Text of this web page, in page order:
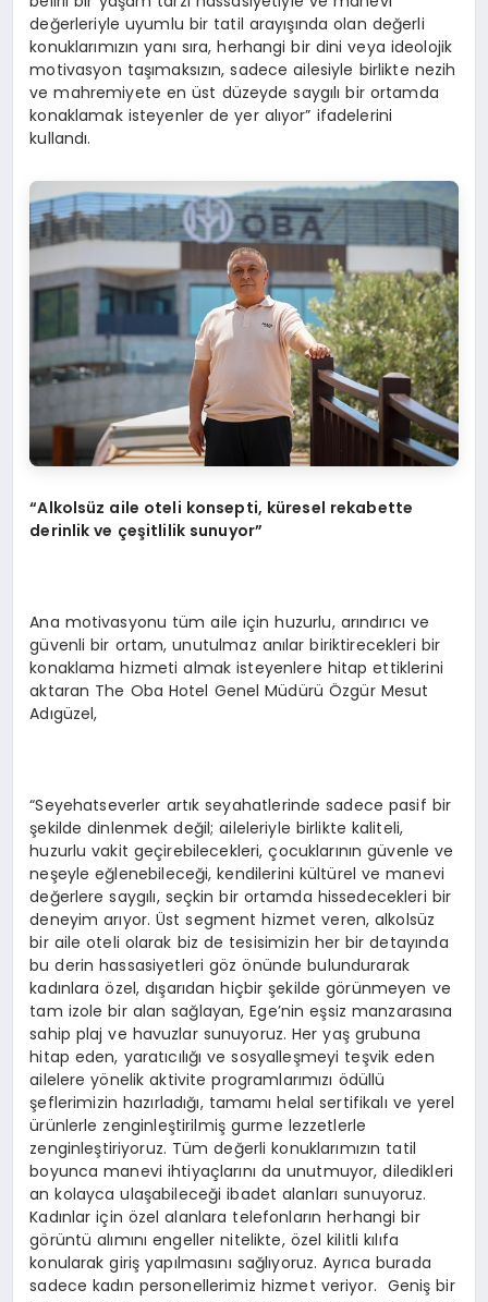
değerleriyle uyumlu bir tatil arayışında olan değerli
konuklarımızın yanı sıra, herhangi bir dini veya ideolojik
motivasyon taşımaksızın, sadece ailesiyle birlikte nezih
ve mahremiyete en üst düzeyde saygılı bir ortamda
konaklamak isteyenler de yer alıyor” ifadelerini
kullandı.
“Alkolsüz aile oteli konsepti, küresel rekabette
derinlik ve çeşitlilik sunuyor”
Ana motivasyonu tüm aile için huzurlu, arındırıcı ve
güvenli bir ortam, unutulmaz anılar biriktirecekleri bir
konaklama hizmeti almak isteyenlere hitap ettiklerini
aktaran The Oba Hotel Genel Müdürü Özgür Mesut
Adıgüzel,
“Seyehatseverler artık seyahatlerinde sadece pasif bir
şekilde dinlenmek değil; aileleriyle birlikte kaliteli,
huzurlu vakit geçirebilecekleri, çocuklarının güvenle ve
neşeyle eğlenebileceği, kendilerini kültürel ve manevi
değerlere saygılı, seçkin bir ortamda hissedecekleri bir
deneyim arıyor. Üst segment hizmet veren, alkolsüz
bir aile oteli olarak biz de tesisimizin her bir detayında
bu derin hassasiyetleri göz önünde bulundurarak
kadınlara özel, dışarıdan hiçbir şekilde görünmeyen ve
tam izole bir alan sağlayan, Ege’nin eşsiz manzarasına
sahip plaj ve havuzlar sunuyoruz. Her yaş grubuna
hitap eden, yaratıcılığı ve sosyalleşmeyi teşvik eden
ailelere yönelik aktivite programlarımızı ödüllü
şeflerimizin hazırladığı, tamamı helal sertifikalı ve yerel
ürünlerle zenginleştirilmiş gurme lezzetlerle
zenginleştiriyoruz. Tüm değerli konuklarımızın tatil
boyunca manevi ihtiyaçlarını da unutmuyor, diledikleri
an kolayca ulaşabileceği ibadet alanları sunuyoruz.
Kadınlar için özel alanlara telefonların herhangi bir
görüntü alımını engeller nitelikte, özel kilitli kılıfa
konularak giriş yapılmasını sağlıyoruz. Ayrıca burada
sadece kadın personellerimiz hizmet veriyor. Geniş bir